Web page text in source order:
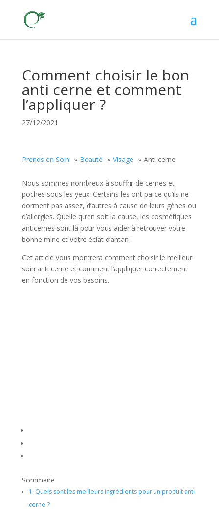
Comment choisir le bon
anti cerne et comment
l’appliquer ?
27/12/2021
Prends en Soin Beauté Visage Anti cerne
Nous sommes nombreux à souffrir de cernes et
poches sous les yeux. Certains les ont parce qu’ils ne
dorment pas assez, d’autres à cause de leurs gènes ou
d’allergies. Quelle qu’en soit la cause, les cosmétiques
anticernes sont là pour vous aider à retrouver votre
bonne mine et votre éclat d’antan !
Cet article vous montrera comment choisir le meilleur
soin anti cerne et comment l’appliquer correctement
en fonction de vos besoins.
Sommaire
1. Quels sont les meilleurs ingrédients pour un produit anti
cerne ?